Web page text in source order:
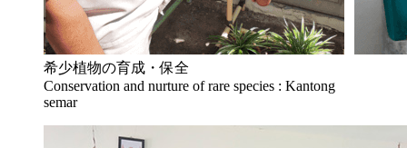
希少植物の育成・保全
Conservation and nurture of rare species : Kantong
semar